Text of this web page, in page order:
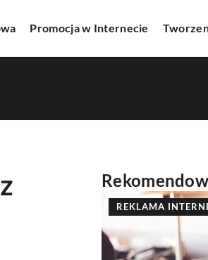
Promocja w Internecie
REKLAMA